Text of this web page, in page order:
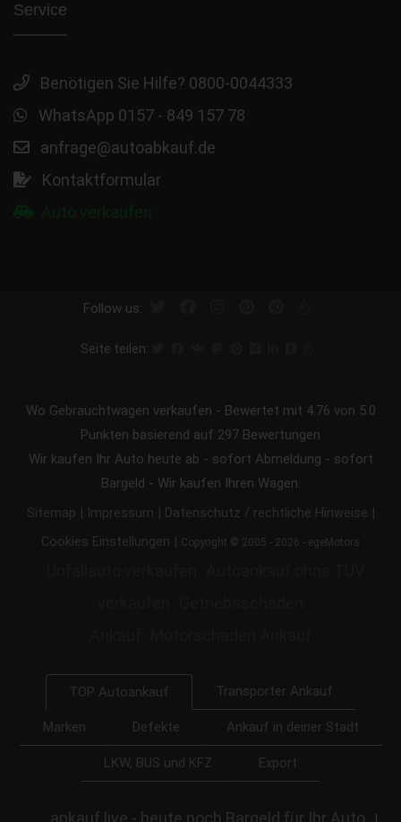
Service
Benötigen Sie Hilfe? 0800-0044333
WhatsApp 0157 - 849 157 78
anfrage@autoabkauf.de
Kontaktformular
Follow us:
Seite teilen:
Wo Gebrauchtwagen verkaufen - Bewertet mit 4.76 von 5.0
Punkten basierend auf 297 Bewertungen
Wir kaufen Ihr Auto heute ab - sofort Abmeldung - sofort
Bargeld - Wir kaufen Ihren Wagen.
Sitemap | Impressum | Datenschutz / rechtliche Hinweise |
Cookies Einstellungen | Copyright © 2005 - 2026 - egeMotors
TOP Autoankauf Transporter Ankauf
Marken Defekte Ankauf in deiner Stadt
LKW, BUS und KFZ Export
ankauf.live - heute noch Bargeld für Ihr Auto